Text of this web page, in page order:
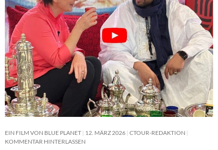
EIN FILM VON BLUE PLANET 12. MÄRZ 2026 CTOUR-REDAKTION
KOMMENTAR HINTERLASSEN